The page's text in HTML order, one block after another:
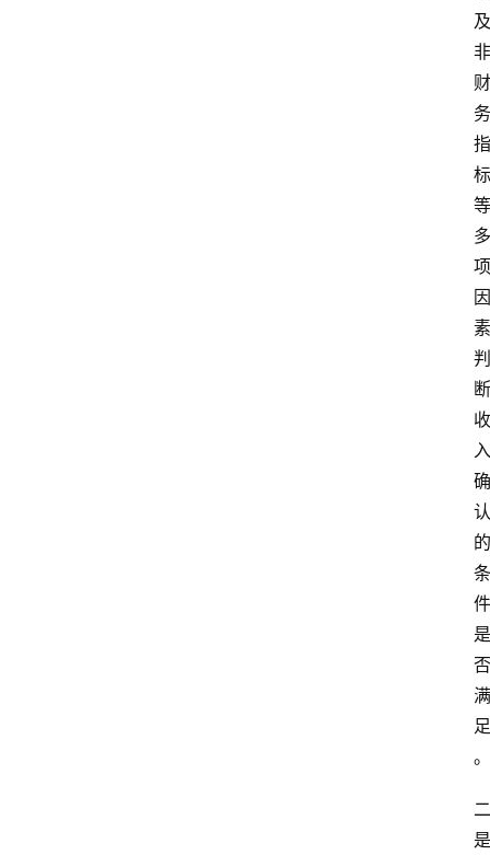
及
非
财
务
指
标
等
多
项
因
素
判
断
收
入
确
认
的
条
件
是
否
满
足
。
二
是